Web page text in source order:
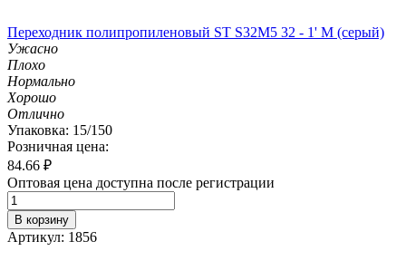
Переходник полипропиленовый ST S32M5 32 - 1' M (серый)
Ужасно
Плохо
Нормально
Хорошо
Отлично
Упаковка: 15/150
Розничная цена:
84.66 ₽
Оптовая цена доступна после регистрации
В корзину
Артикул: 1856